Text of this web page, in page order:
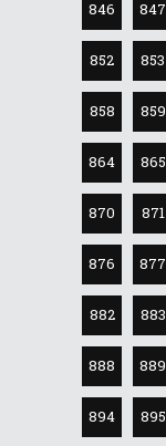
846 847
852 853
858 859
864 865
870 871
876 877
882 883
888 889
894 895